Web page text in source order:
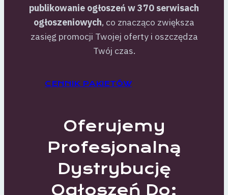
publikowanie ogłoszeń w 370 serwisach
ogłoszeniowych, co znacząco zwiększa
zasięg promocji Twojej oferty i oszczędza
Twój czas.
CENNIK PAKIETÓW
Oferujemy
Profesjonalną
Dystrybucję
Ogłoszeń Do: